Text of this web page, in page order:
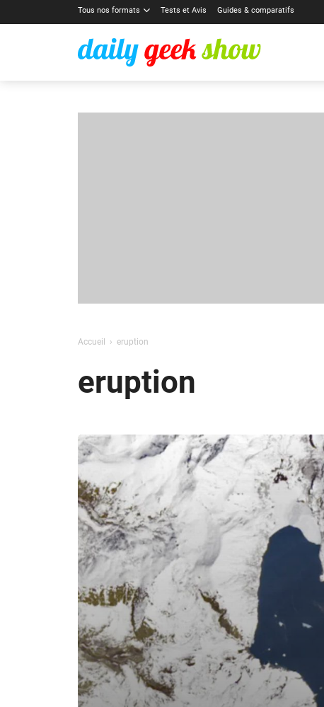
Tous nos formats Tests et Avis Guides & comparatifs
Accueil eruption
eruption